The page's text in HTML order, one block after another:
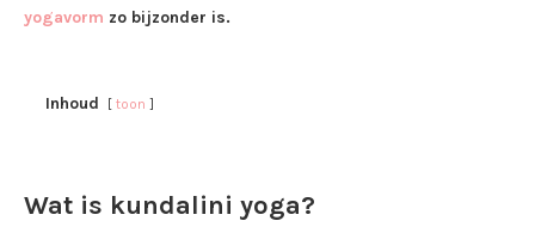
yogavorm zo bijzonder is.
Inhoud toon
Wat is kundalini yoga?